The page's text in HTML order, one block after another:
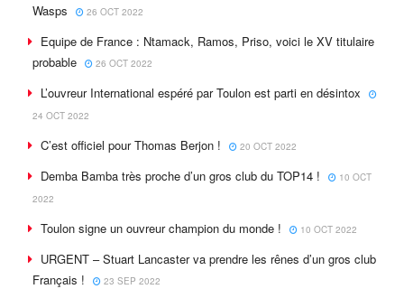
Wasps
26 OCT 2022
Equipe de France : Ntamack, Ramos, Priso, voici le XV titulaire
probable
26 OCT 2022
L’ouvreur International espéré par Toulon est parti en désintox
24 OCT 2022
C’est officiel pour Thomas Berjon ! 20 OCT 2022
Demba Bamba très proche d’un gros club du TOP14 !
10 OCT
2022
Toulon signe un ouvreur champion du monde ! 10 OCT 2022
URGENT – Stuart Lancaster va prendre les rênes d’un gros club
Français !
23 SEP 2022